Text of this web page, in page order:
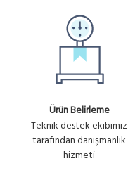
Ürün Belirleme
Teknik destek ekibimiz
tarafından danışmanlık
hizmeti